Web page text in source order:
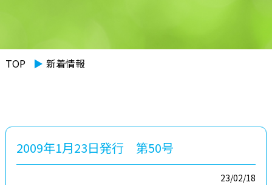
TOP ▶︎ 新着情報
2009年1月23日発行 第50号
23/02/18